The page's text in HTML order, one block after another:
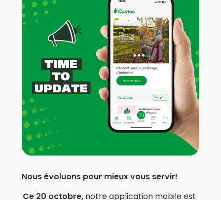
Nous évoluons pour mieux vous servir!
Ce 20 octobre, notre application mobile est